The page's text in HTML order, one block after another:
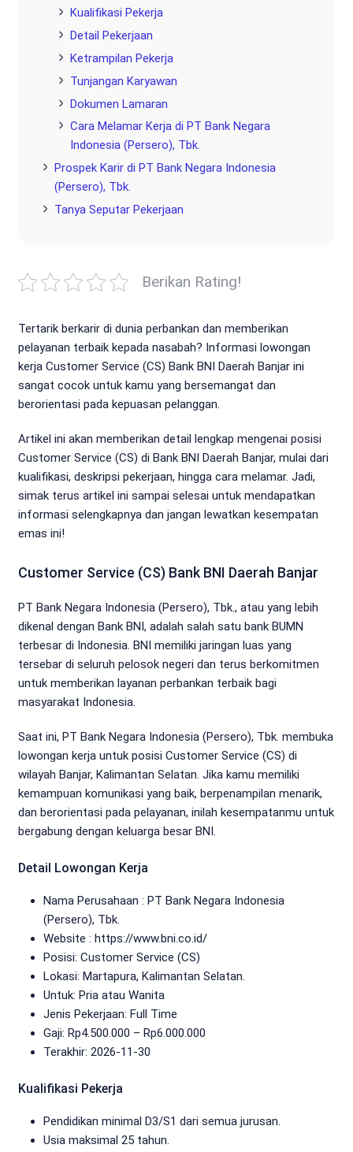
Kualifikasi Pekerja
Detail Pekerjaan
Ketrampilan Pekerja
Tunjangan Karyawan
Dokumen Lamaran
Cara Melamar Kerja di PT Bank Negara
Indonesia (Persero), Tbk.
Prospek Karir di PT Bank Negara Indonesia
(Persero), Tbk.
Tanya Seputar Pekerjaan
Berikan Rating!
Tertarik berkarir di dunia perbankan dan memberikan
pelayanan terbaik kepada nasabah? Informasi lowongan
kerja Customer Service (CS) Bank BNI Daerah Banjar ini
sangat cocok untuk kamu yang bersemangat dan
berorientasi pada kepuasan pelanggan.
Artikel ini akan memberikan detail lengkap mengenai posisi
Customer Service (CS) di Bank BNI Daerah Banjar, mulai dari
kualifikasi, deskripsi pekerjaan, hingga cara melamar. Jadi,
simak terus artikel ini sampai selesai untuk mendapatkan
informasi selengkapnya dan jangan lewatkan kesempatan
emas ini!
Customer Service (CS) Bank BNI Daerah Banjar
PT Bank Negara Indonesia (Persero), Tbk., atau yang lebih
dikenal dengan Bank BNI, adalah salah satu bank BUMN
terbesar di Indonesia. BNI memiliki jaringan luas yang
tersebar di seluruh pelosok negeri dan terus berkomitmen
untuk memberikan layanan perbankan terbaik bagi
masyarakat Indonesia.
Saat ini, PT Bank Negara Indonesia (Persero), Tbk. membuka
lowongan kerja untuk posisi Customer Service (CS) di
wilayah Banjar, Kalimantan Selatan. Jika kamu memiliki
kemampuan komunikasi yang baik, berpenampilan menarik,
dan berorientasi pada pelayanan, inilah kesempatanmu untuk
bergabung dengan keluarga besar BNI.
Detail Lowongan Kerja
Nama Perusahaan : PT Bank Negara Indonesia
(Persero), Tbk.
Website : https://www.bni.co.id/
Posisi: Customer Service (CS)
Lokasi: Martapura, Kalimantan Selatan.
Untuk: Pria atau Wanita
Jenis Pekerjaan: Full Time
Gaji: Rp4.500.000 – Rp6.000.000
Terakhir: 2026-11-30
Kualifikasi Pekerja
Pendidikan minimal D3/S1 dari semua jurusan.
Usia maksimal 25 tahun.